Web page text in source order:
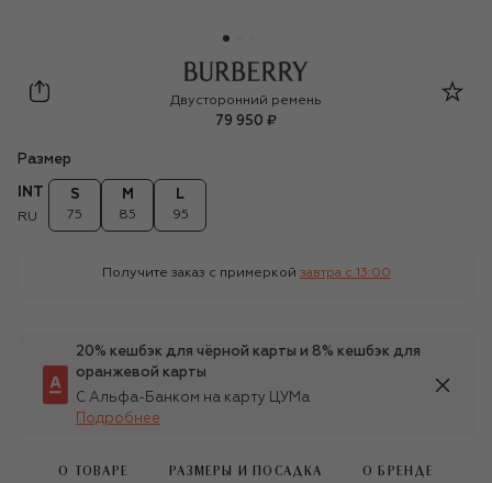
Burberry
Двусторонний ремень
79 950 ₽
Размер
INT
RU
S
75
M
85
L
95
Получите заказ с примеркой завтра c 13:00
20% кешбэк для чёрной карты и 8% кешбэк для
оранжевой карты
С Альфа-Банком на карту ЦУМа
Подробнее
О ТОВАРЕ РАЗМЕРЫ И ПОСАДКА О БРЕНДЕ